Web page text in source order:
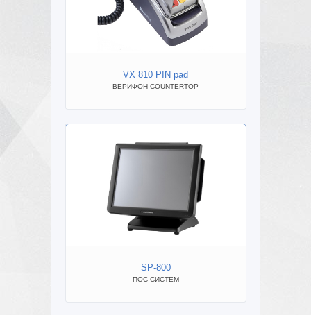
VX 810 PIN pad
ВЕРИФОН COUNTERTOP
SP-800
ПОС СИСТЕМ